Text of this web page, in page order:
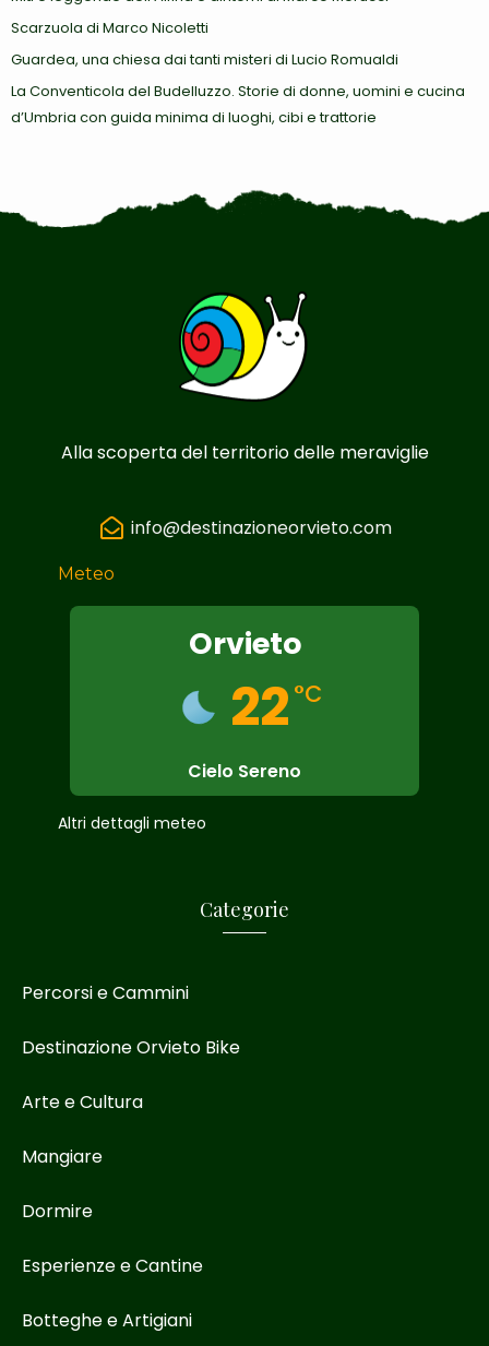
Scarzuola di Marco Nicoletti
Guardea, una chiesa dai tanti misteri di Lucio Romualdi
La Conventicola del Budelluzzo. Storie di donne, uomini e cucina
d’Umbria con guida minima di luoghi, cibi e trattorie
Alla scoperta del territorio delle meraviglie
info@destinazioneorvieto.com
Meteo
Orvieto
22 °C
Cielo Sereno
Altri dettagli meteo
Categorie
Percorsi e Cammini
Destinazione Orvieto Bike
Arte e Cultura
Mangiare
Dormire
Esperienze e Cantine
Botteghe e Artigiani